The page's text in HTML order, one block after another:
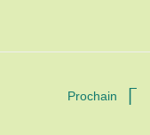
Prochain